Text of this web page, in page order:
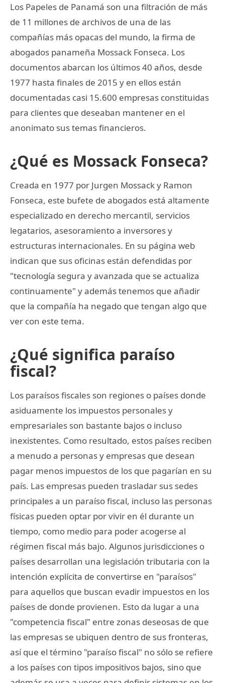
Los Papeles de Panamá son una filtración de más
de 11 millones de archivos de una de las
compañías más opacas del mundo, la firma de
abogados panameña Mossack Fonseca. Los
documentos abarcan los últimos 40 años, desde
1977 hasta finales de 2015 y en ellos están
documentadas casi 15.600 empresas constituidas
para clientes que deseaban mantener en el
anonimato sus temas financieros.
¿Qué es Mossack Fonseca?
Creada en 1977 por Jurgen Mossack y Ramon
Fonseca, este bufete de abogados está altamente
especializado en derecho mercantil, servicios
legatarios, asesoramiento a inversores y
estructuras internacionales. En su página web
indican que sus oficinas están defendidas por
"tecnología segura y avanzada que se actualiza
continuamente" y además tenemos que añadir
que la compañía ha negado que tengan algo que
ver con este tema.
¿Qué significa paraíso
fiscal?
Los paraísos fiscales son regiones o países donde
asiduamente los impuestos personales y
empresariales son bastante bajos o incluso
inexistentes. Como resultado, estos países reciben
a menudo a personas y empresas que desean
pagar menos impuestos de los que pagarían en su
país. Las empresas pueden trasladar sus sedes
principales a un paraíso fiscal, incluso las personas
físicas pueden optar por vivir en él durante un
tiempo, como medio para poder acogerse al
régimen fiscal más bajo. Algunos jurisdicciones o
países desarrollan una legislación tributaria con la
intención explícita de convertirse en "paraísos"
para aquellos que buscan evadir impuestos en los
países de donde provienen. Esto da lugar a una
"competencia fiscal" entre zonas deseosas de que
las empresas se ubiquen dentro de sus fronteras,
así que el término "paraíso fiscal" no sólo se refiere
a los países con tipos impositivos bajos, sino que